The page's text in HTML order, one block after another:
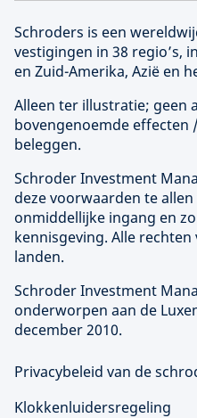
Schroders is een
vestigingen in 38 regio’s,
en Zuid-Amerika, Azië en
Alleen ter illustratie; geen
bovengenoemde effecten
beleggen.
Schroder Investment
deze voorwaarden te
onmiddellijke ingang en
kennisgeving. Alle
landen.
Schroder Investment
onderworpen aan de
december 2010.
Privacybeleid van de
Klokkenluidersregeling